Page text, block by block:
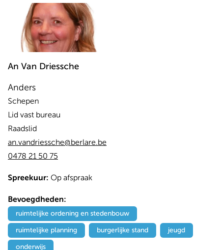
An Van Driessche
Anders
Schepen
Lid vast bureau
Raadslid
an.vandriessche@berlare.be
0478 21 50 75
Spreekuur: Op afspraak
Bevoegdheden:
ruimtelijke ordening en stedenbouw
ruimtelijke planning burgerlijke stand jeugd
onderwijs